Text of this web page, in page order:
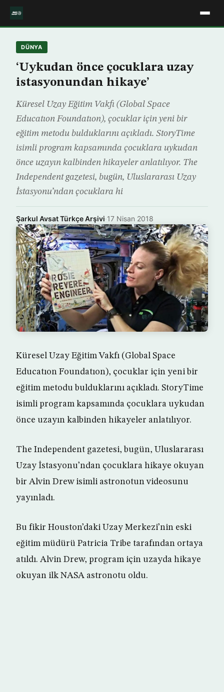
DÜNYA
‘Uykudan önce çocuklara uzay
istasyonundan hikaye’
Küresel Uzay Eğitim Vakfı (Global Space
Educatıon Foundatıon), çocuklar için yeni bir
eğitim metodu bulduklarını açıkladı. StoryTime
isimli program kapsamında çocuklara uykudan
önce uzayın kalbinden hikayeler anlatılıyor. The
Independent gazetesi, bugün, Uluslararası Uzay
İstasyonu’ndan çocuklara hi
Şarkul Avsat Türkçe Arşivi·17 Nisan 2018
Küresel Uzay Eğitim Vakfı (Global Space
Educatıon Foundatıon), çocuklar için yeni bir
eğitim metodu bulduklarını açıkladı. StoryTime
isimli program kapsamında çocuklara uykudan
önce uzayın kalbinden hikayeler anlatılıyor.
The Independent gazetesi, bugün, Uluslararası
Uzay İstasyonu’ndan çocuklara hikaye okuyan
bir Alvin Drew isimli astronotun videosunu
yayınladı.
Bu fikir Houston’daki Uzay Merkezi’nin eski
eğitim müdürü Patricia Tribe tarafından ortaya
atıldı. Alvin Drew, program için uzayda hikaye
okuyan ilk NASA astronotu oldu.